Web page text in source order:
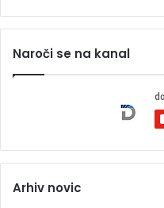
Naroči se na kanal
Arhiv novic